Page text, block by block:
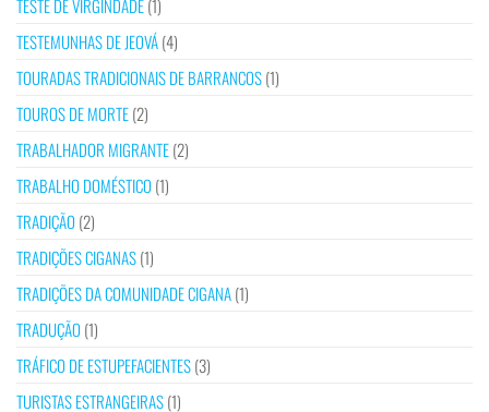
TESTE DE VIRGINDADE(1)
TESTEMUNHAS DE JEOVÁ(4)
TOURADAS TRADICIONAIS DE BARRANCOS(1)
TOUROS DE MORTE(2)
TRABALHADOR MIGRANTE(2)
TRABALHO DOMÉSTICO (1)
TRADIÇÃO (2)
TRADIÇÕES CIGANAS(1)
TRADIÇÕES DA COMUNIDADE CIGANA(1)
TRADUÇÃO (1)
TRÁFICO DE ESTUPEFACIENTES(3)
TURISTAS ESTRANGEIRAS(1)